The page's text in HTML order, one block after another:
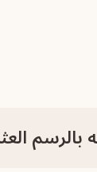
بالرسم